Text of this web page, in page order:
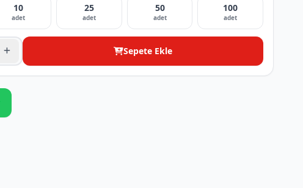
10
adet
25
adet
50
adet
100
adet
Sepete Ekle